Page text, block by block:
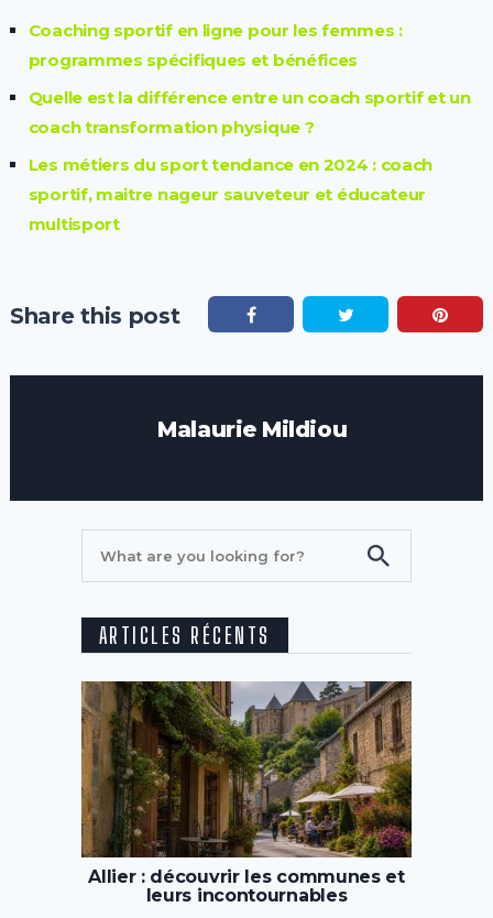
Coaching sportif en ligne pour les femmes :
programmes spécifiques et bénéfices
Quelle est la différence entre un coach sportif et un
coach transformation physique ?
Les métiers du sport tendance en 2024 : coach
sportif, maitre nageur sauveteur et éducateur
multisport
Share this post
Malaurie Mildiou
ARTICLES RÉCENTS
Allier : découvrir les communes et
leurs incontournables